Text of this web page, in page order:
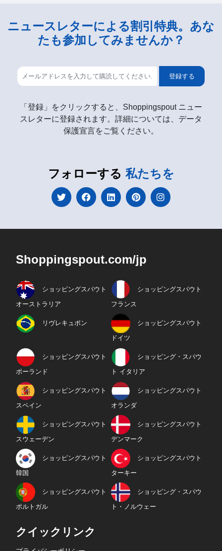
ニュースレターによる割引特典。あな
たも参加してみませんか？
登録する
「登録」をクリックすると、Shoppingspout ニュー
スレターに登録されます。詳細については、データ
保護宣言をご覧ください。
フォローする 私たちを
Shoppingspout.com/jp
ショッピングスパウト
オーストラリア
ショッピングスパウト
フランス
リヴレキュポン ショッピングスパウト
ドイツ
ショッピングスパウト
ポーランド
ショッピング・スパウ
ト イタリア
ショッピングスパウト
スペイン
ショッピングスパウト
オランダ
ショッピングスパウト
スウェーデン
ショッピングスパウト
デンマーク
ショッピングスパウト
韓国
ショッピングスパウト
ターキー
ショッピングスパウト
ポルトガル
ショッピング・スパウ
ト・ノルウェー
クイックリンク